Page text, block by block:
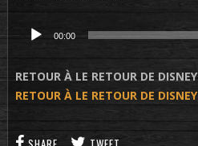
Lecteur
00:00
RETOUR À LE RETOUR DE DISNEY
RETOUR À LE RETOUR DE DISNEY